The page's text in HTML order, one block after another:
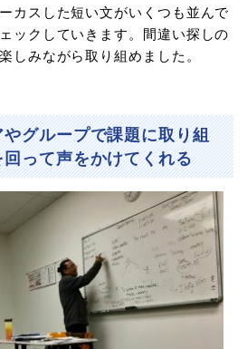
カスした短い文がいくつも並んで
ックしていきます。間違い探しの
しみながら取り組めました。
グループで課題に取り組
って声をかけてくれる